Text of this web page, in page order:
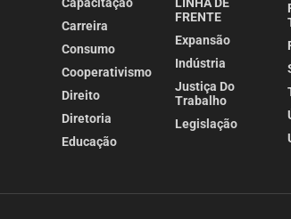
Carreira
Consumo
Cooperativismo
Direito
Diretoria
Educação
FRENTE
Expansão
Indústria
Justiça Do
Trabalho
Legislação